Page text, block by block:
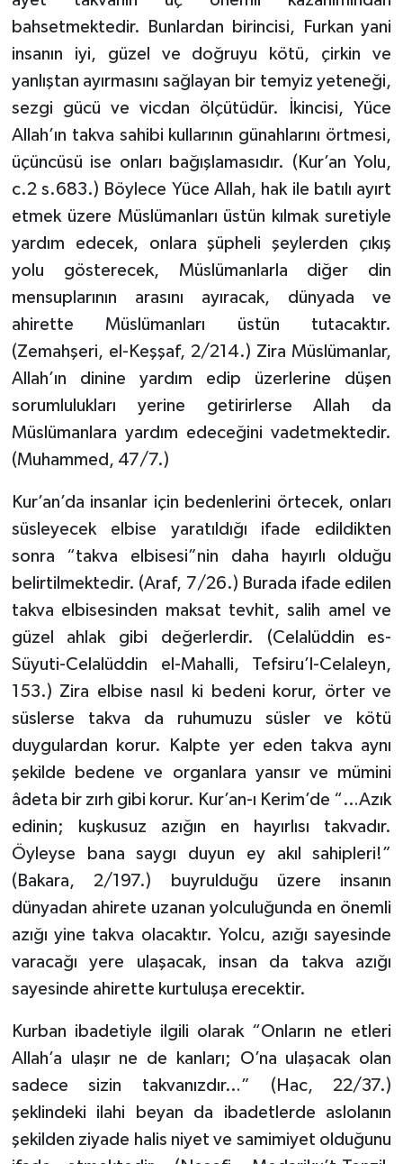
bahsetmektedir. Bunlardan birincisi, Furkan yani
insanın iyi, güzel ve doğruyu kötü, çirkin ve
yanlıştan ayırmasını sağlayan bir temyiz yeteneği,
sezgi gücü ve vicdan ölçütüdür. İkincisi, Yüce
Allah’ın takva sahibi kullarının günahlarını örtmesi,
üçüncüsü ise onları bağışlamasıdır. (Kur’an Yolu,
c.2 s.683.) Böylece Yüce Allah, hak ile batılı ayırt
etmek üzere Müslümanları üstün kılmak suretiyle
yardım edecek, onlara şüpheli şeylerden çıkış
yolu gösterecek, Müslümanlarla diğer din
mensuplarının arasını ayıracak, dünyada ve
ahirette Müslümanları üstün tutacaktır.
(Zemahşeri, el-Keşşaf, 2/214.) Zira Müslümanlar,
Allah’ın dinine yardım edip üzerlerine düşen
sorumlulukları yerine getirirlerse Allah da
Müslümanlara yardım edeceğini vadetmektedir.
(Muhammed, 47/7.)
Kur’an’da insanlar için bedenlerini örtecek, onları
süsleyecek elbise yaratıldığı ifade edildikten
sonra “takva elbisesi”nin daha hayırlı olduğu
belirtilmektedir. (Araf, 7/26.) Burada ifade edilen
takva elbisesinden maksat tevhit, salih amel ve
güzel ahlak gibi değerlerdir. (Celalüddin es-
Süyuti-Celalüddin el-Mahalli, Tefsiru’l-Celaleyn,
153.) Zira elbise nasıl ki bedeni korur, örter ve
süslerse takva da ruhumuzu süsler ve kötü
duygulardan korur. Kalpte yer eden takva aynı
şekilde bedene ve organlara yansır ve mümini
âdeta bir zırh gibi korur. Kur’an-ı Kerim’de “…Azık
edinin; kuşkusuz azığın en hayırlısı takvadır.
Öyleyse bana saygı duyun ey akıl sahipleri!”
(Bakara, 2/197.) buyrulduğu üzere insanın
dünyadan ahirete uzanan yolculuğunda en önemli
azığı yine takva olacaktır. Yolcu, azığı sayesinde
varacağı yere ulaşacak, insan da takva azığı
sayesinde ahirette kurtuluşa erecektir.
Kurban ibadetiyle ilgili olarak “Onların ne etleri
Allah’a ulaşır ne de kanları; O’na ulaşacak olan
sadece sizin takvanızdır…” (Hac, 22/37.)
şeklindeki ilahi beyan da ibadetlerde aslolanın
şekilden ziyade halis niyet ve samimiyet olduğunu
Konya Müftülüğü
Kütahya Müftülüğü
Malatya Müftülüğü
Mardin Müftülüğü
Mersin Müftülüğü
Muğla Müftülüğü
Muş Müftülüğü
Nevşehir Müftülüğü
Niğde Müftülüğü
Ordu Müftülüğü
Osmaniye Müftülüğü
Rize Müftülüğü
Sakarya Müftülüğü
Samsun Müftülüğü
Siirt Müftülüğü
Sinop Müftülüğü
Sivas Müftülüğü
Şanlıurfa Müftülüğü
Şırnak Müftülüğü
Tekirdağ Müftülüğü
Tunceli Müftülüğü
Uşak Müftülüğü